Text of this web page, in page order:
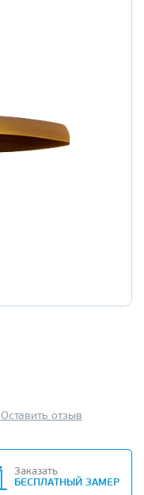
Оставить отзыв
Заказать
БЕСПЛАТНЫЙ ЗАМЕР